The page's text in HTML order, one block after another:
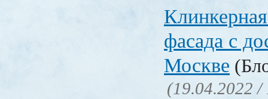
фасада с
Москве
(19.04.2022 /